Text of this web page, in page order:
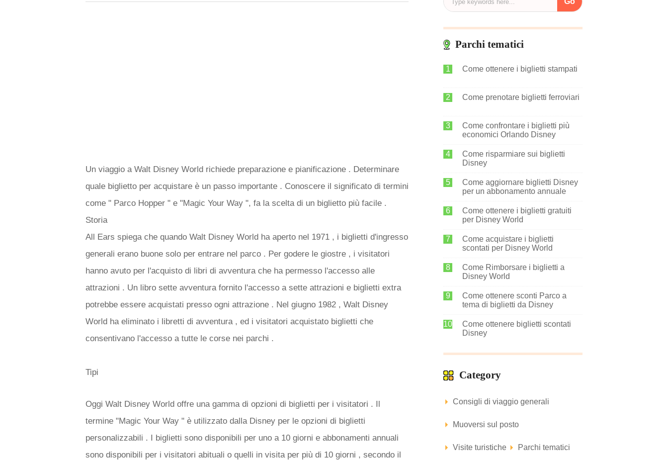
Un viaggio a Walt Disney World richiede preparazione e pianificazione . Determinare
quale biglietto per acquistare è un passo importante . Conoscere il significato di termini
come " Parco Hopper " e "Magic Your Way ", fa la scelta di un biglietto più facile .
Storia
All Ears spiega che quando Walt Disney World ha aperto nel 1971 , i biglietti d'ingresso
generali erano buone solo per entrare nel parco . Per godere le giostre , i visitatori
hanno avuto per l'acquisto di libri di avventura che ha permesso l'accesso alle
attrazioni . Un libro sette avventura fornito l'accesso a sette attrazioni e biglietti extra
potrebbe essere acquistati presso ogni attrazione . Nel giugno 1982 , Walt Disney
World ha eliminato i libretti di avventura , ed i visitatori acquistato biglietti che
consentivano l'accesso a tutte le corse nei parchi .
Tipi
Oggi Walt Disney World offre una gamma di opzioni di biglietti per i visitatori . Il
termine "Magic Your Way " è utilizzato dalla Disney per le opzioni di biglietti
personalizzabili . I biglietti sono disponibili per uno a 10 giorni e abbonamenti annuali
sono disponibili per i visitatori abituali o quelli in visita per più di 10 giorni , secondo il
Parchi tematici
Come ottenere i biglietti stampati
Come prenotare biglietti ferroviari
Come confrontare i biglietti più
economici Orlando Disney
Come risparmiare sui biglietti
Disney
Come aggiornare biglietti Disney
per un abbonamento annuale
Come ottenere i biglietti gratuiti
per Disney World
Come acquistare i biglietti
scontati per Disney World
Come Rimborsare i biglietti a
Disney World
Come ottenere sconti Parco a
tema di biglietti da Disney
Come ottenere biglietti scontati
Disney
Category
Consigli di viaggio generali
Muoversi sul posto
Visite turistiche Parchi tematici